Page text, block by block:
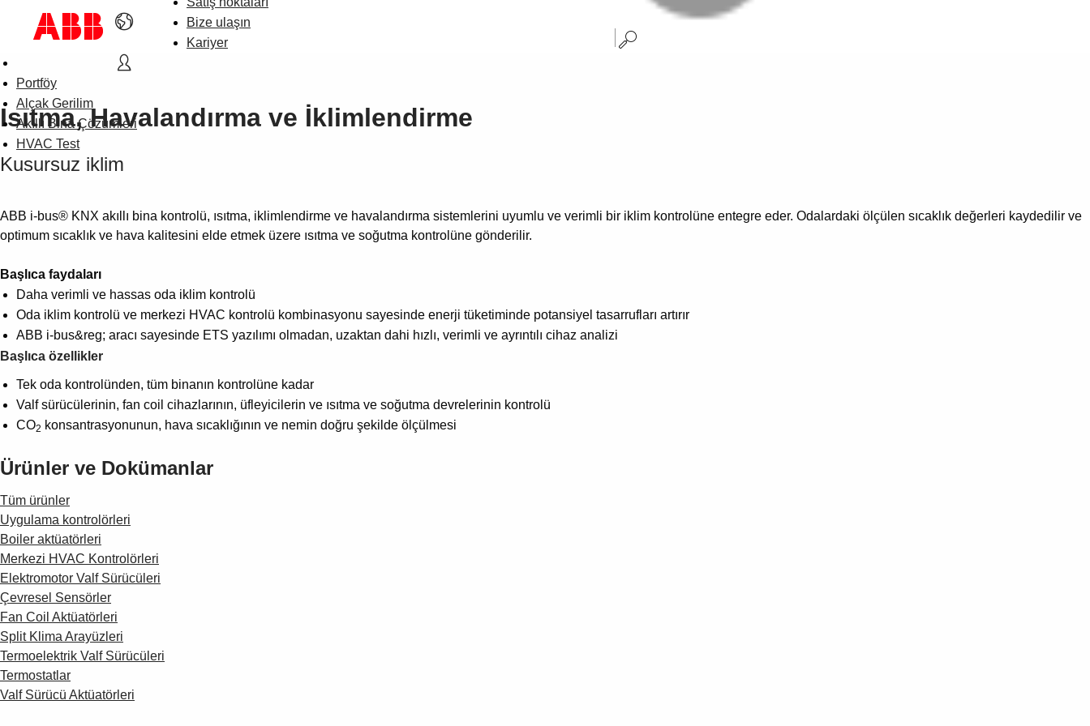
Bize ulaşın
Kariyer
Portföy
Alçak Gerilim
Akıllı Bina Çözümleri
HVAC Test
Isıtma, Havalandırma ve İklimlendirme
Kusursuz iklim
ABB i-bus® KNX akıllı bina kontrolü, ısıtma, iklimlendirme ve havalandırma sistemlerini uyumlu ve verimli bir iklim kontrolüne entegre eder. Odalardaki ölçülen sıcaklık değerleri kaydedilir ve
optimum sıcaklık ve hava kalitesini elde etmek üzere ısıtma ve soğutma kontrolüne gönderilir.
Başlıca faydaları
Daha verimli ve hassas oda iklim kontrolü
Oda iklim kontrolü ve merkezi HVAC kontrolü kombinasyonu sayesinde enerji tüketiminde potansiyel tasarrufları artırır
ABB i-bus&reg; aracı sayesinde ETS yazılımı olmadan, uzaktan dahi hızlı, verimli ve ayrıntılı cihaz analizi
Başlıca özellikler
Tek oda kontrolünden, tüm binanın kontrolüne kadar
Valf sürücülerinin, fan coil cihazlarının, üfleyicilerin ve ısıtma ve soğutma devrelerinin kontrolü
CO2 konsantrasyonunun, hava sıcaklığının ve nemin doğru şekilde ölçülmesi
Ürünler ve Dokümanlar
Tüm ürünler
Uygulama kontrolörleri
Boiler aktüatörleri
Merkezi HVAC Kontrolörleri
Elektromotor Valf Sürücüleri
Çevresel Sensörler
Fan Coil Aktüatörleri
Split Klima Arayüzleri
Termoelektrik Valf Sürücüleri
Termostatlar
Valf Sürücü Aktüatörleri